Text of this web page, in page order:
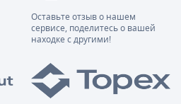
Оставьте отзыв о нашем
сервисе, поделитесь о вашей
находке с другими!